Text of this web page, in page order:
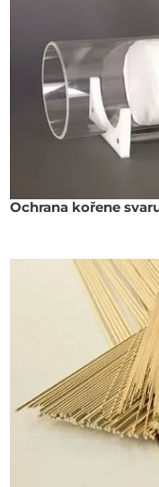
Ochrana kořene